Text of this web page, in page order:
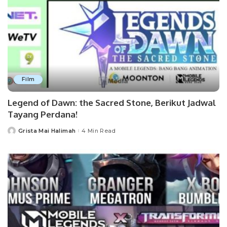
Film
Legend of Dawn: the Sacred Stone, Berikut Jadwal
Tayang Perdana!
PostedGrista Mai Halimah 4 Min Read